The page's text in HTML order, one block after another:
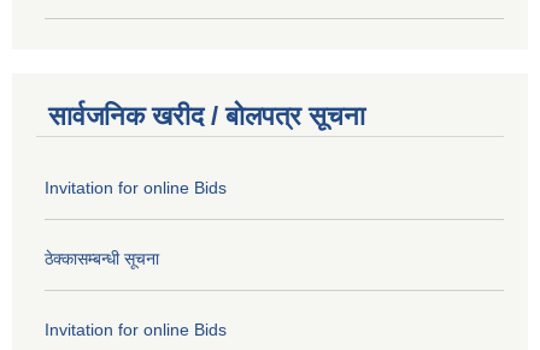
सार्वजनिक खरीद / बोलपत्र सूचना
Invitation for online Bids
ठेक्कासम्बन्धी सूचना
Invitation for online Bids